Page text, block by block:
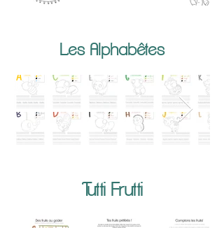
Les Alphabêtes
Tutti Frutti